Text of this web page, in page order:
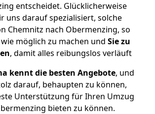
entscheidet. Glücklicherweise
uns darauf spezialisiert, solche
Chemnitz nach Obermenzing, so
möglich zu machen und Sie zu
, damit alles reibungslos verläuft
kennt die besten Angebote, und
darauf, behaupten zu können,
Unterstützung für Ihren Umzug
bieten zu können.